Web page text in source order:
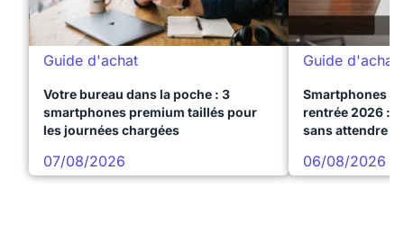
Guide d'achat
Votre bureau dans la poche : 3
smartphones premium taillés pour
les journées chargées
07/08/2026
Guide d'achat
Smartphones
rentrée 2026 :
sans attendre
06/08/2026